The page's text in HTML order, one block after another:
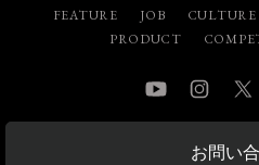
FEATURE JOB CULTURE
PRODUCT
YouTube
お問い